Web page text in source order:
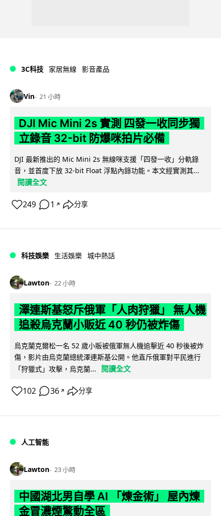
3C科技 家居無線 影音產品
Vin 21 小時
DJI Mic Mini 2s 實測 四發一收同步獨
立錄音 32-bit 防爆咪拍片必備
DJI 最新推出的 Mic Mini 2s 無線咪支援「四發一收」分軌錄
音，並首度下放 32-bit Float 浮點內錄功能。本文經實測其...
閱讀全文
249 1 ↗ 分享
科技娛樂 生活娛樂 城中熱話
Lawton 22 小時
澤連斯基怒斥俄軍「人肉狩獵」 無人機
追殺烏克蘭小販近 40 秒仍被炸傷
烏克蘭克爾松一名 52 歲小販被俄軍無人機追擊近 40 秒後被炸
傷，影片由烏克蘭總統澤連斯基公開。他直斥俄軍對平民進行
「狩獵式」攻擊，烏克蘭...
閱讀全文
102 36 ↗ 分享
人工智能
Lawton 23 小時
中國湖北男自學 AI 「煉金術」 屋內煉
金冒濃煙驚動全區